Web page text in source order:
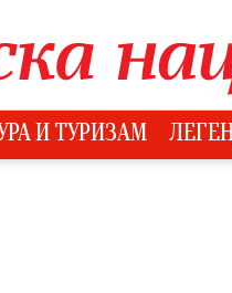
И ТУРИЗАМ